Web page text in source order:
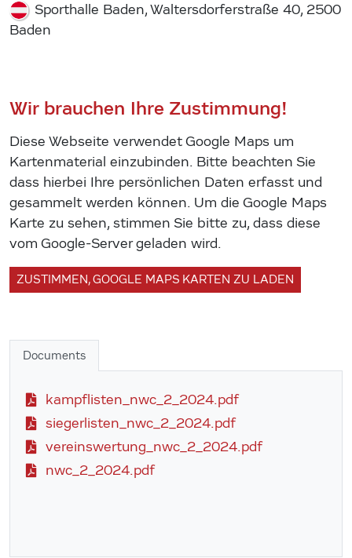
Sporthalle Baden, Waltersdorferstraße 40, 2500
Baden
Wir brauchen Ihre Zustimmung!
Diese Webseite verwendet Google Maps um
Kartenmaterial einzubinden. Bitte beachten Sie
dass hierbei Ihre persönlichen Daten erfasst und
gesammelt werden können. Um die Google Maps
Karte zu sehen, stimmen Sie bitte zu, dass diese
vom Google-Server geladen wird.
ZUSTIMMEN, GOOGLE MAPS KARTEN ZU LADEN
Documents
kampflisten_nwc_2_2024.pdf
siegerlisten_nwc_2_2024.pdf
vereinswertung_nwc_2_2024.pdf
nwc_2_2024.pdf